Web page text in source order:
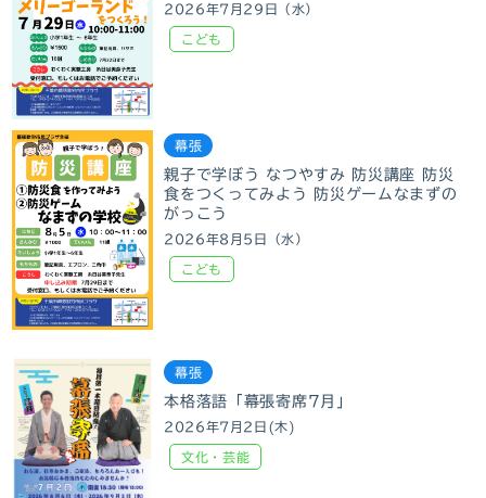
2026年7月29日（水）
こども
幕張
親子で学ぼう なつやすみ 防災講座 防災
食をつくってみよう 防災ゲームなまずの
がっこう
2026年8月5日（水）
こども
幕張
本格落語「幕張寄席7月」
2026年7月2日(木)
文化・芸能